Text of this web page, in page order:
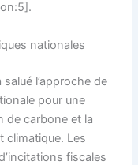
nationales
l’approche de
pour une
de carbone et la
climatique. Les
fiscales